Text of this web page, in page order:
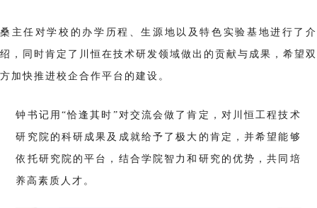
桑主任对学校的办学历程、生源地以及特色实验基地进行了介
绍，同时肯定了川恒在技术研发领域做出的贡献与成果，希望双
方加快推进校企合作平台的建设。
钟书记用“恰逢其时”对交流会做了肯定，对川恒工程技术
研究院的科研成果及成就给予了极大的肯定，并希望能够
依托研究院的平台，结合学院智力和研究的优势，共同培
养高素质人才。